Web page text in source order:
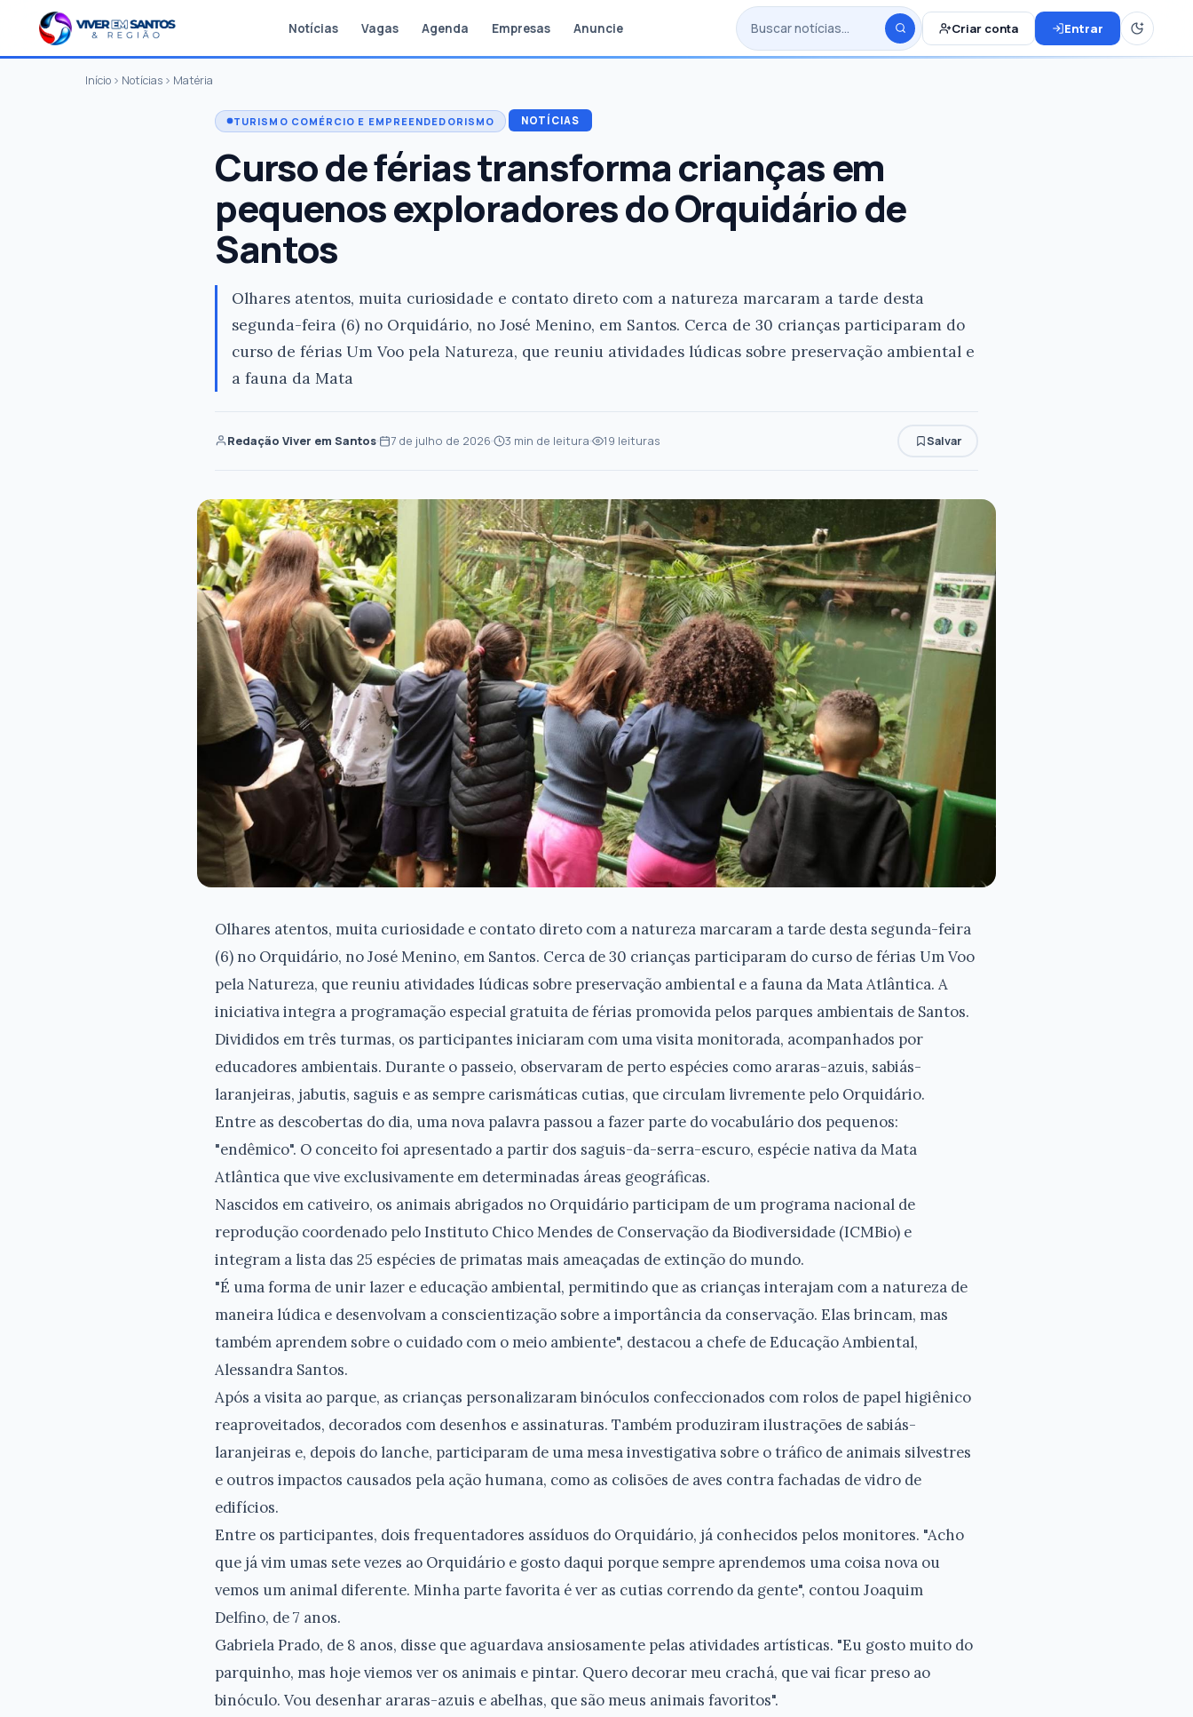
Notícias Vagas Agenda Empresas Anuncie Criar conta Entrar
Início Notícias Matéria
TURISMO COMÉRCIO E EMPREENDEDORISMO NOTÍCIAS
Curso de férias transforma crianças em
pequenos exploradores do Orquidário de
Santos
Olhares atentos, muita curiosidade e contato direto com a natureza marcaram a tarde desta
segunda-feira (6) no Orquidário, no José Menino, em Santos. Cerca de 30 crianças participaram do
curso de férias Um Voo pela Natureza, que reuniu atividades lúdicas sobre preservação ambiental e
a fauna da Mata
Redação Viver em Santos 7 de julho de 2026 3 min de leitura 19 leituras Salvar
Olhares atentos, muita curiosidade e contato direto com a natureza marcaram a tarde desta segunda-feira
(6) no Orquidário, no José Menino, em Santos. Cerca de 30 crianças participaram do curso de férias Um Voo
pela Natureza, que reuniu atividades lúdicas sobre preservação ambiental e a fauna da Mata Atlântica. A
iniciativa integra a programação especial gratuita de férias promovida pelos parques ambientais de Santos.
Divididos em três turmas, os participantes iniciaram com uma visita monitorada, acompanhados por
educadores ambientais. Durante o passeio, observaram de perto espécies como araras-azuis, sabiás-
laranjeiras, jabutis, saguis e as sempre carismáticas cutias, que circulam livremente pelo Orquidário.
Entre as descobertas do dia, uma nova palavra passou a fazer parte do vocabulário dos pequenos:
"endêmico". O conceito foi apresentado a partir dos saguis-da-serra-escuro, espécie nativa da Mata
Atlântica que vive exclusivamente em determinadas áreas geográficas.
Nascidos em cativeiro, os animais abrigados no Orquidário participam de um programa nacional de
reprodução coordenado pelo Instituto Chico Mendes de Conservação da Biodiversidade (ICMBio) e
integram a lista das 25 espécies de primatas mais ameaçadas de extinção do mundo.
"É uma forma de unir lazer e educação ambiental, permitindo que as crianças interajam com a natureza de
maneira lúdica e desenvolvam a conscientização sobre a importância da conservação. Elas brincam, mas
também aprendem sobre o cuidado com o meio ambiente", destacou a chefe de Educação Ambiental,
Alessandra Santos.
Após a visita ao parque, as crianças personalizaram binóculos confeccionados com rolos de papel higiênico
reaproveitados, decorados com desenhos e assinaturas. Também produziram ilustrações de sabiás-
laranjeiras e, depois do lanche, participaram de uma mesa investigativa sobre o tráfico de animais silvestres
e outros impactos causados pela ação humana, como as colisões de aves contra fachadas de vidro de
edifícios.
Entre os participantes, dois frequentadores assíduos do Orquidário, já conhecidos pelos monitores. "Acho
que já vim umas sete vezes ao Orquidário e gosto daqui porque sempre aprendemos uma coisa nova ou
vemos um animal diferente. Minha parte favorita é ver as cutias correndo da gente", contou Joaquim
Delfino, de 7 anos.
Gabriela Prado, de 8 anos, disse que aguardava ansiosamente pelas atividades artísticas. "Eu gosto muito do
parquinho, mas hoje viemos ver os animais e pintar. Quero decorar meu crachá, que vai ficar preso ao
binóculo. Vou desenhar araras-azuis e abelhas, que são meus animais favoritos".